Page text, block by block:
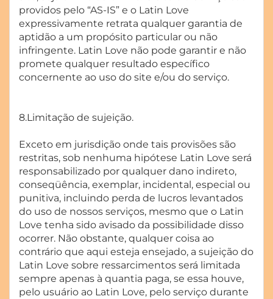
providos pelo “AS-IS” e o Latin Love
expressivamente retrata qualquer garantia de
aptidão a um propósito particular ou não
infringente. Latin Love não pode garantir e não
promete qualquer resultado específico
concernente ao uso do site e/ou do serviço.
8.Limitação de sujeição.
Exceto em jurisdição onde tais provisões são
restritas, sob nenhuma hipótese Latin Love será
responsabilizado por qualquer dano indireto,
conseqüência, exemplar, incidental, especial ou
punitiva, incluindo perda de lucros levantados
do uso de nossos serviços, mesmo que o Latin
Love tenha sido avisado da possibilidade disso
ocorrer. Não obstante, qualquer coisa ao
contrário que aqui esteja ensejado, a sujeição do
Latin Love sobre ressarcimentos será limitada
sempre apenas à quantia paga, se essa houve,
pelo usuário ao Latin Love, pelo serviço durante